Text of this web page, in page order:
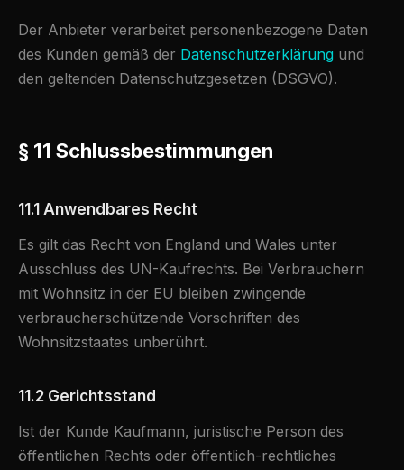
Der Anbieter verarbeitet personenbezogene Daten
des Kunden gemäß der Datenschutzerklärung und
den geltenden Datenschutzgesetzen (DSGVO).
§ 11 Schlussbestimmungen
11.1 Anwendbares Recht
Es gilt das Recht von England und Wales unter
Ausschluss des UN-Kaufrechts. Bei Verbrauchern
mit Wohnsitz in der EU bleiben zwingende
verbraucherschützende Vorschriften des
Wohnsitzstaates unberührt.
11.2 Gerichtsstand
Ist der Kunde Kaufmann, juristische Person des
öffentlichen Rechts oder öffentlich-rechtliches